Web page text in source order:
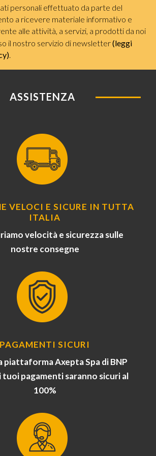
personali effettuato da parte del
a ricevere materiale informativo e
alle attività, a servizi, a prodotti da noi
il nostro servizio di newsletter(leggi
.
ASSISTENZA
VELOCI E SICURE IN TUTTA
ITALIA
velocità e sicurezza sulle
nostre consegne
PAGAMENTI SICURI
piattaforma Axepta Spa di BNP
tuoi pagamenti saranno sicuri al
100%